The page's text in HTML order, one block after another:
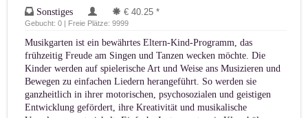
Sonstiges € 40.25 *
Gebucht: 0 | Freie Plätze: 9999
Musikgarten ist ein bewährtes Eltern-Kind-Programm, das
frühzeitig Freude am Singen und Tanzen wecken möchte. Die
Kinder werden auf spielerische Art und Weise ans Musizieren und
Bewegen zu einfachen Liedern herangeführt. So werden sie
ganzheitlich in ihrer motorischen, psychosozialen und geistigen
Entwicklung gefördert, ihre Kreativität und musikalische